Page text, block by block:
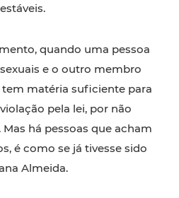
quando uma pessoa
e o outro membro
matéria suficiente para
pela lei, por não
há pessoas que acham
é como se já tivesse sido
Almeida.